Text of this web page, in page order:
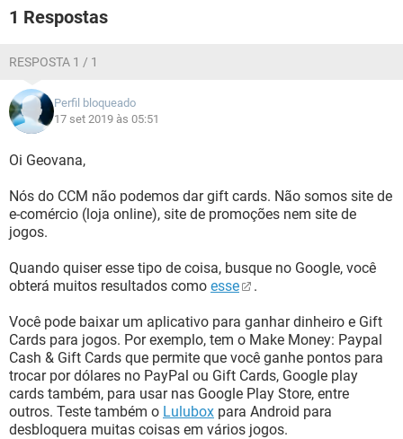
1 Respostas
RESPOSTA 1 / 1
Perfil bloqueado
17 set 2019 às 05:51
Oi Geovana,
Nós do CCM não podemos dar gift cards. Não somos site de
e-comércio (loja online), site de promoções nem site de
jogos.
Quando quiser esse tipo de coisa, busque no Google, você
obterá muitos resultados como esse .
Você pode baixar um aplicativo para ganhar dinheiro e Gift
Cards para jogos. Por exemplo, tem o Make Money: Paypal
Cash & Gift Cards que permite que você ganhe pontos para
trocar por dólares no PayPal ou Gift Cards, Google play
cards também, para usar nas Google Play Store, entre
outros. Teste também o Lulubox para Android para
desbloquera muitas coisas em vários jogos.